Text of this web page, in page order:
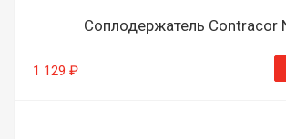
Соплодержатель Contracor
1 129 ₽